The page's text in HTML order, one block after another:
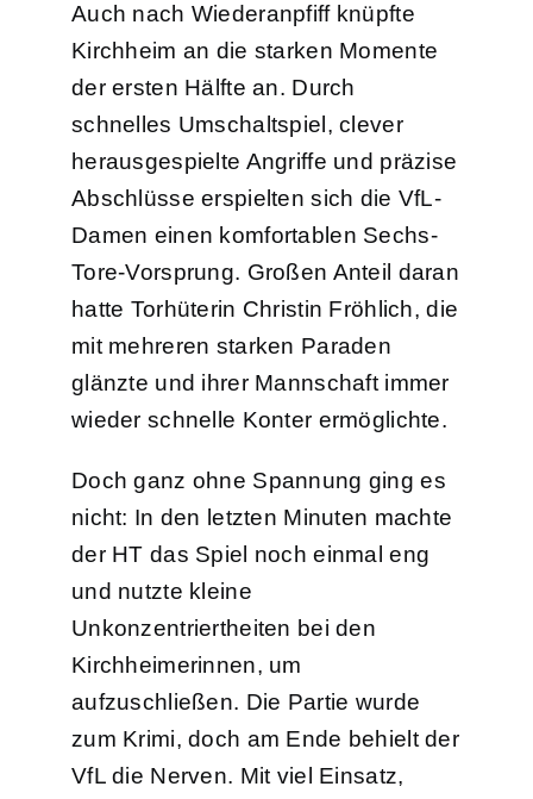
Auch nach Wiederanpfiff knüpfte
Kirchheim an die starken Momente
der ersten Hälfte an. Durch
schnelles Umschaltspiel, clever
herausgespielte Angriffe und präzise
Abschlüsse erspielten sich die VfL-
Damen einen komfortablen Sechs-
Tore-Vorsprung. Großen Anteil daran
hatte Torhüterin Christin Fröhlich, die
mit mehreren starken Paraden
glänzte und ihrer Mannschaft immer
wieder schnelle Konter ermöglichte.
Doch ganz ohne Spannung ging es
nicht: In den letzten Minuten machte
der HT das Spiel noch einmal eng
und nutzte kleine
Unkonzentriertheiten bei den
Kirchheimerinnen, um
aufzuschließen. Die Partie wurde
zum Krimi, doch am Ende behielt der
VfL die Nerven. Mit viel Einsatz,